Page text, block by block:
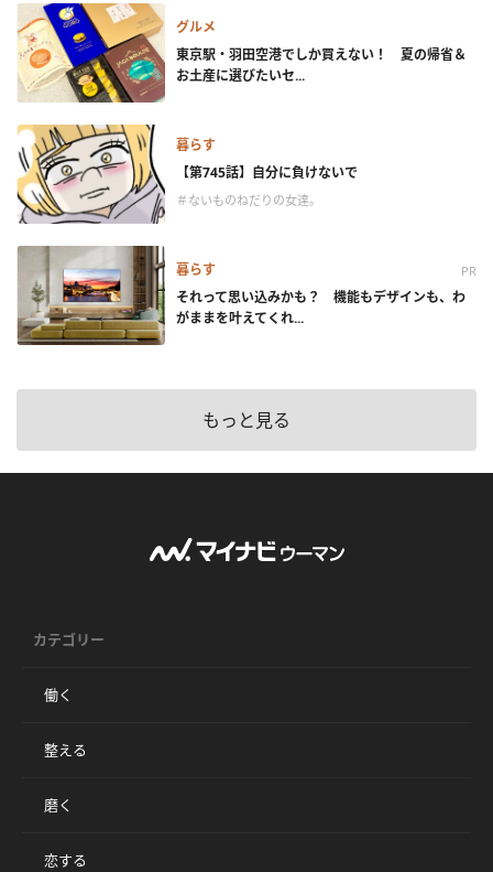
グルメ
東京駅・羽田空港でしか買えない！ 夏の帰省＆
お土産に選びたいセ...
暮らす
【第745話】自分に負けないで
＃ないものねだりの女達。
暮らす PR
それって思い込みかも？ 機能もデザインも、わ
がままを叶えてくれ...
もっと見る
カテゴリー
働く
整える
磨く
恋する